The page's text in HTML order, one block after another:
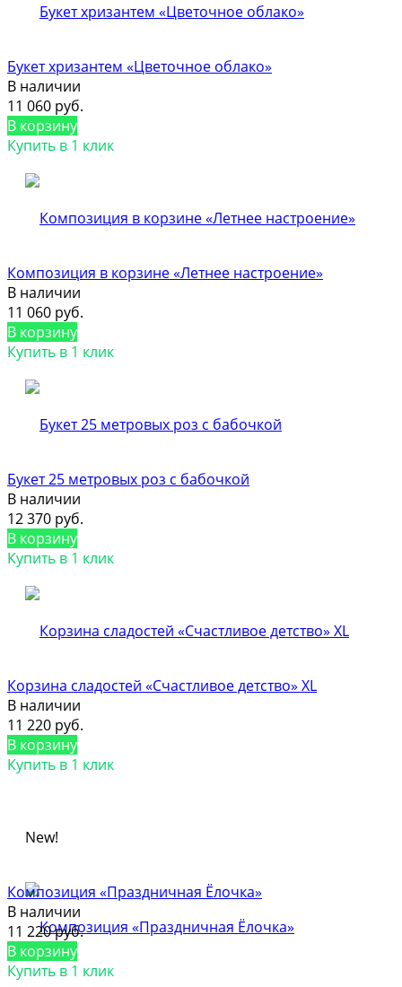
Букет хризантем «Цветочное облако»
В наличии
11 060 руб.
В корзину
Купить в 1 клик
Композиция в корзине «Летнее настроение»
В наличии
11 060 руб.
В корзину
Купить в 1 клик
Букет 25 метровых роз с бабочкой
В наличии
12 370 руб.
В корзину
Купить в 1 клик
Корзина сладостей «Счастливое детство» XL
В наличии
11 220 руб.
В корзину
Купить в 1 клик
New!
Композиция «Праздничная Ёлочка»
В наличии
11 220 руб.
В корзину
Купить в 1 клик